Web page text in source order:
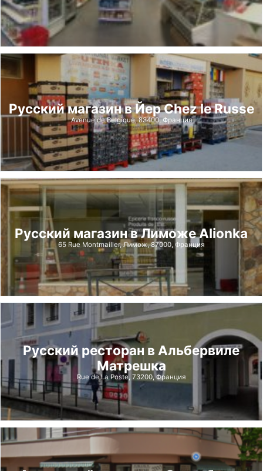
Русский магазин в Йер Chez le Russe
Avenue de Belgique, 83400, Франция
Русский магазин в Лиможе Alionka
65 Rue Montmailler, Лимож, 87000, Франция
Русский ресторан в Альбервиле
Матрешка
Rue de La Poste, 73200, Франция